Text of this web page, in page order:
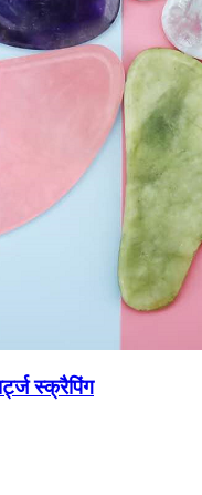
स्क्रैपिंग